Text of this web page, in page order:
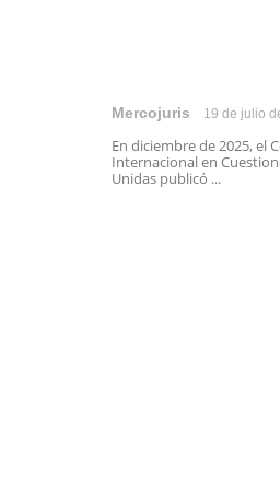
Mercojuris 19 de julio
En diciembre de 2025, el
Internacional en
Unidas publicó ...